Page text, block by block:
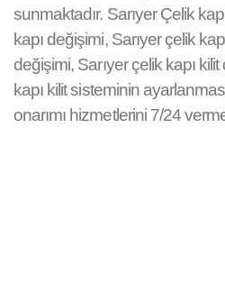
sunmaktadır. Sarıyer Çelik
kapı değişimi, Sarıyer çelik
değişimi, Sarıyer çelik kapı
kapı kilit sisteminin
onarımı hizmetlerini 7/24